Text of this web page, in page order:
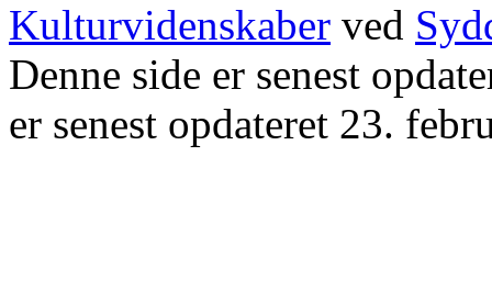
Kulturvidenskaber ved
Denne side er senest
er senest opdateret 23.